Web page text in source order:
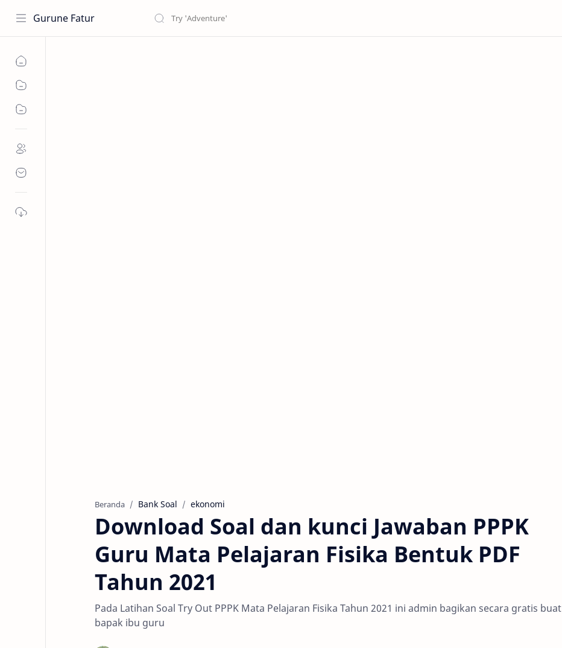
Gurune Fatur
Beranda Bank Soal ekonomi
Download Soal dan kunci Jawaban PPPK
Guru Mata Pelajaran Fisika Bentuk PDF
Tahun 2021
Pada Latihan Soal Try Out PPPK Mata Pelajaran Fisika Tahun 2021 ini admin bagikan secara gratis buat
bapak ibu guru